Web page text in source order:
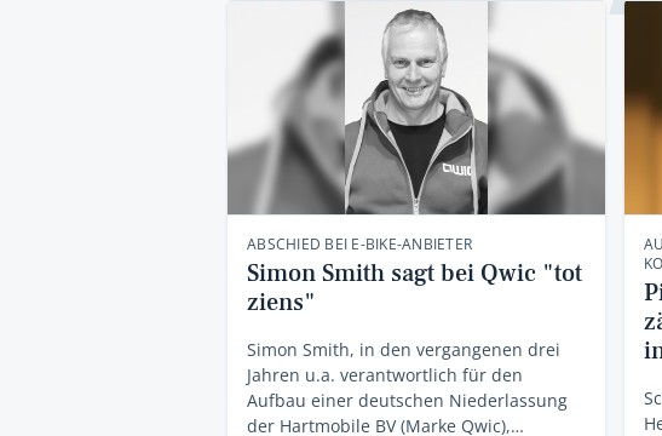
ABSCHIED BEI E-BIKE-ANBIETER
Simon Smith sagt bei Qwic "tot
ziens"
Simon Smith, in den vergangenen drei
Jahren u.a. verantwortlich für den
Aufbau einer deutschen Niederlassung
der Hartmobile BV (Marke Qwic),…